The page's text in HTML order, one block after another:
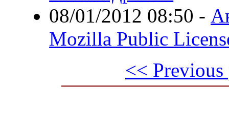
08/01/2012 08:50 -
Mozilla Public
<< Previous